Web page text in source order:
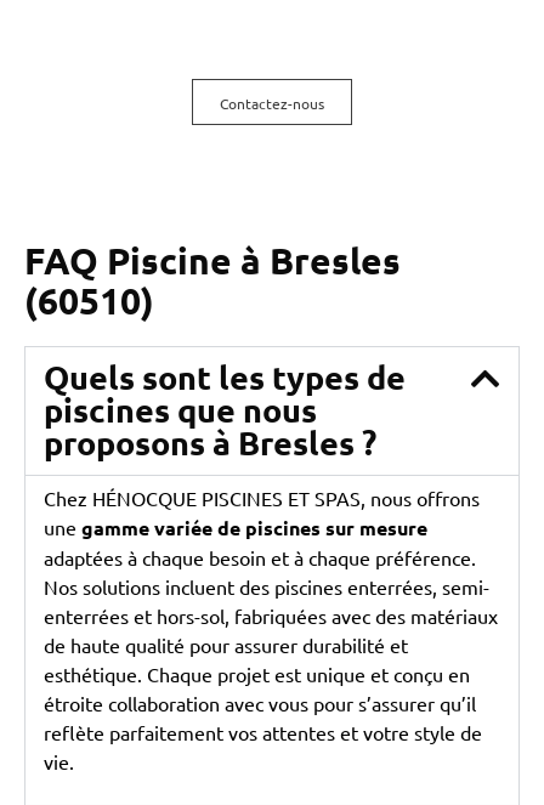
Contactez-nous
FAQ Piscine à Bresles
(60510)
Quels sont les types de
piscines que nous
proposons à Bresles ?
Chez HÉNOCQUE PISCINES ET SPAS, nous offrons
une gamme variée de piscines sur mesure
adaptées à chaque besoin et à chaque préférence.
Nos solutions incluent des piscines enterrées, semi-
enterrées et hors-sol, fabriquées avec des matériaux
de haute qualité pour assurer durabilité et
esthétique. Chaque projet est unique et conçu en
étroite collaboration avec vous pour s’assurer qu’il
reflète parfaitement vos attentes et votre style de
vie.